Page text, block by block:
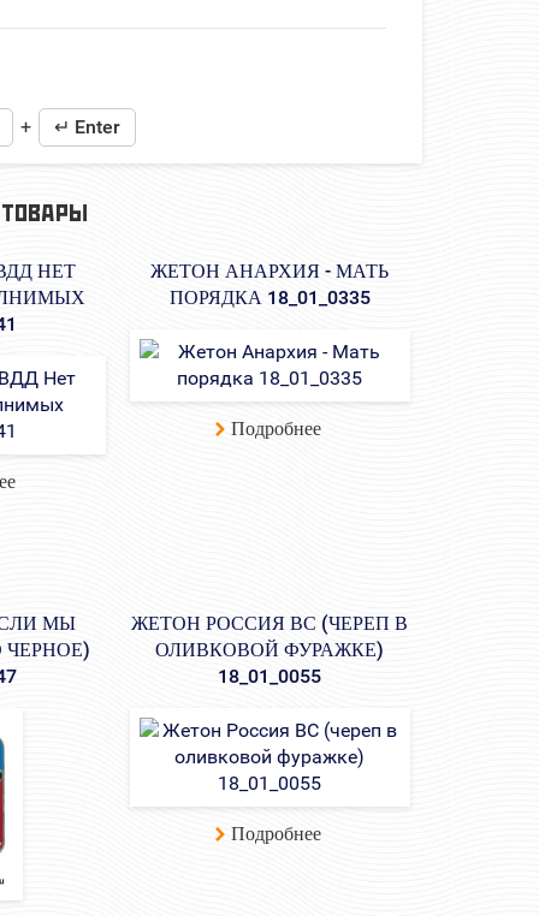
+ ↵ Enter
НЕТ
ЖЕТОН АНАРХИЯ - МАТЬ
ПОРЯДКА 18_01_0335
Подробнее
МЫ
ЖЕТОН РОССИЯ ВС (ЧЕРЕП В
ОЛИВКОВОЙ ФУРАЖКЕ)
18_01_0055
Подробнее